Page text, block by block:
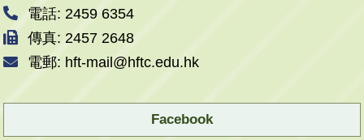
電話: 2459 6354
傳真: 2457 2648
電郵: hft-mail@hftc.edu.hk
Facebook